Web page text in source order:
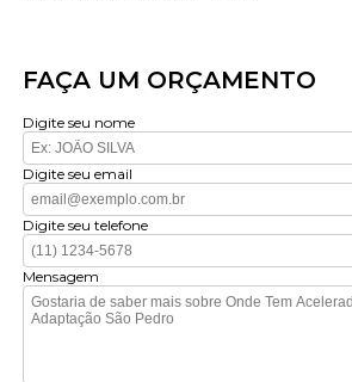
FAÇA UM ORÇAMENTO
Digite seu nome
Digite seu email
Digite seu telefone
Mensagem